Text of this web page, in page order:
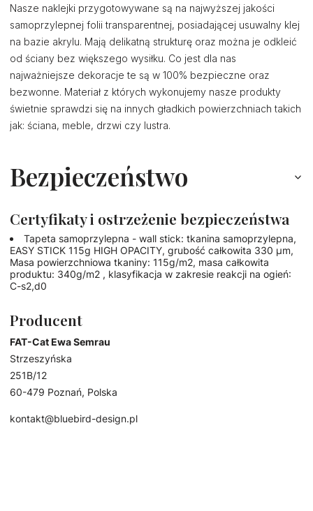
Nasze naklejki przygotowywane są na najwyższej jakości
samoprzylepnej folii transparentnej, posiadającej usuwalny klej
na bazie akrylu. Mają delikatną strukturę oraz można je odkleić
od ściany bez większego wysiłku. Co jest dla nas
najważniejsze dekoracje te są w 100% bezpieczne oraz
bezwonne. Materiał z których wykonujemy nasze produkty
świetnie sprawdzi się na innych gładkich powierzchniach takich
jak: ściana, meble, drzwi czy lustra.
Bezpieczeństwo
Certyfikaty i ostrzeżenie bezpieczeństwa
Tapeta samoprzylepna - wall stick: tkanina samoprzylepna,
EASY STICK 115g HIGH OPACITY, grubość całkowita 330 µm,
Masa powierzchniowa tkaniny: 115g/m2, masa całkowita
produktu: 340g/m2 , klasyfikacja w zakresie reakcji na ogień:
C-s2,d0
Producent
FAT-Cat Ewa Semrau
Strzeszyńska
251B/12
60-479 Poznań, Polska
kontakt@bluebird-design.pl